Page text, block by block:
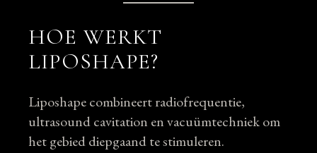
HOE WERKT
LIPOSHAPE?
Liposhape combineert radiofrequentie,
ultrasound cavitation en vacuümtechniek om
het gebied diepgaand te stimuleren.